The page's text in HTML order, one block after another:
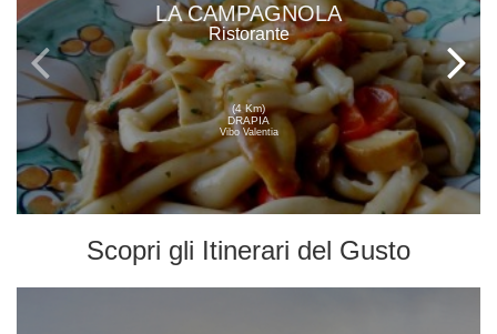
LA CAMPAGNOLA
Ristorante
(4 Km)
DRAPIA
Vibo Valentia
Scopri gli Itinerari del Gusto